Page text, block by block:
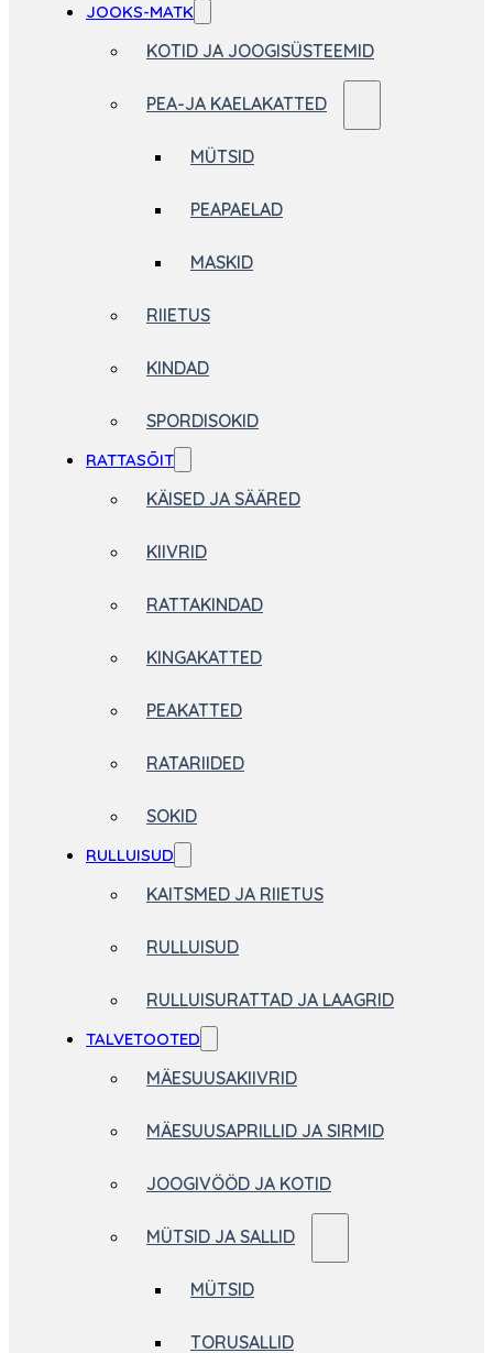
JOOKS-MATK
KOTID JA JOOGISÜSTEEMID
PEA-JA KAELAKATTED
MÜTSID
PEAPAELAD
MASKID
RIIETUS
KINDAD
SPORDISOKID
RATTASÕIT
KÄISED JA SÄÄRED
KIIVRID
RATTAKINDAD
KINGAKATTED
PEAKATTED
RATARIIDED
SOKID
RULLUISUD
KAITSMED JA RIIETUS
RULLUISUD
RULLUISURATTAD JA LAAGRID
TALVETOOTED
MÄESUUSAKIIVRID
MÄESUUSAPRILLID JA SIRMID
JOOGIVÖÖD JA KOTID
MÜTSID JA SALLID
MÜTSID
TORUSALLID